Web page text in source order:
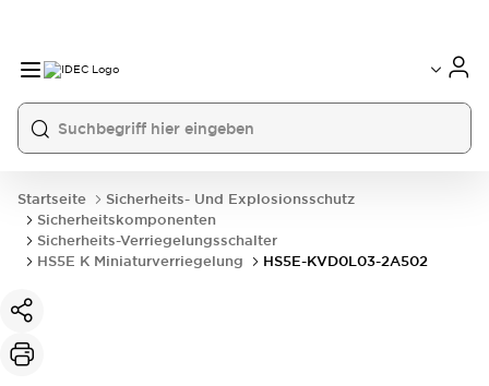
Startseite
Sicherheits- Und Explosionsschutz
Sicherheitskomponenten
Sicherheits-Verriegelungsschalter
HS5E K Miniaturverriegelung
HS5E-KVD0L03-2A502